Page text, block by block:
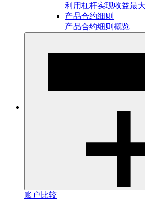
利用杠杆实现收益最
产品合约细则
产品合约细则概览
账户比较